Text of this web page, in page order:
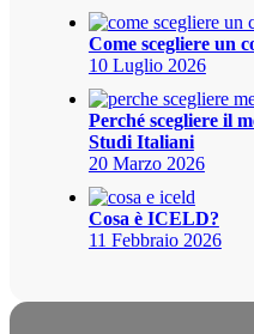
Come scegliere un
10 Luglio 2026
Perché scegliere il
Studi Italiani
20 Marzo 2026
Cosa è ICELD?
11 Febbraio 2026